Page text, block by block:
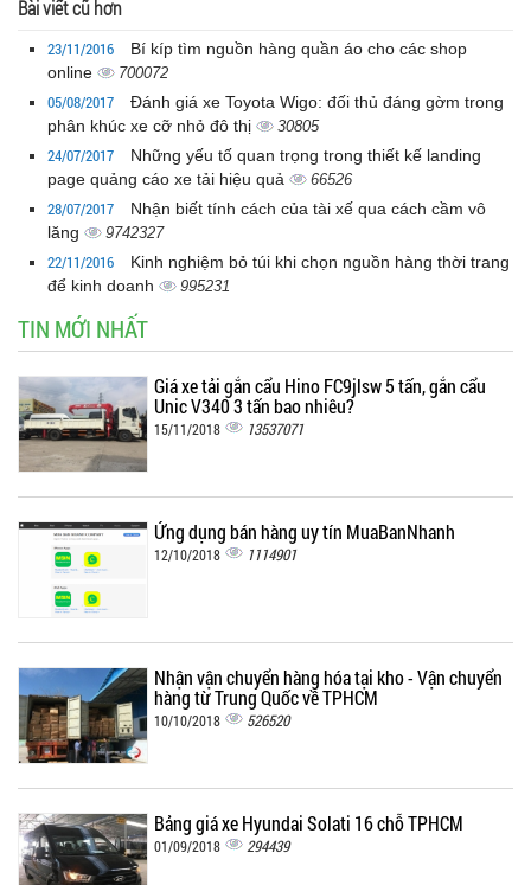
Bài viết cũ hơn
23/11/2016
Bí kíp tìm nguồn hàng quần áo cho các shop
online
700072
05/08/2017
Đánh giá xe Toyota Wigo: đối thủ đáng gờm trong
phân khúc xe cỡ nhỏ đô thị
30805
24/07/2017
Những yếu tố quan trọng trong thiết kế landing
page quảng cáo xe tải hiệu quả
66526
28/07/2017
Nhận biết tính cách của tài xế qua cách cầm vô
lăng
9742327
22/11/2016
Kinh nghiệm bỏ túi khi chọn nguồn hàng thời trang
để kinh doanh
995231
TIN MỚI NHẤT
Giá xe tải gắn cẩu Hino FC9jlsw 5 tấn, gắn cẩu
Unic V340 3 tấn bao nhiêu?
15/11/2018 13537071
Ứng dụng bán hàng uy tín MuaBanNhanh
12/10/2018 1114901
Nhận vận chuyển hàng hóa tại kho - Vận chuyển
hàng từ Trung Quốc về TPHCM
10/10/2018 526520
Bảng giá xe Hyundai Solati 16 chỗ TPHCM
01/09/2018 294439